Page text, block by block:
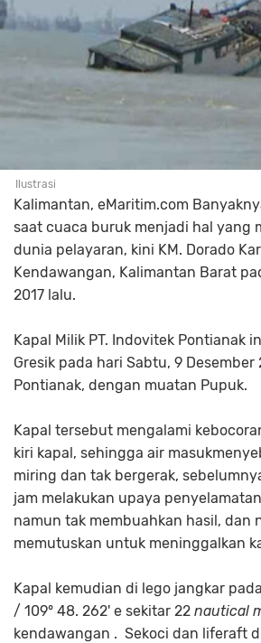
Ilustrasi
Kalimantan, eMaritim.com
saat cuaca buruk menjadi hal yang
dunia pelayaran, kini KM. Dorado
Kendawangan, Kalimantan Barat
2017 lalu.
Kapal Milik PT. Indovitek Pontianak
Gresik pada hari Sabtu, 9 Desember
Pontianak, dengan muatan Pupuk.
Kapal tersebut mengalami
kiri kapal, sehingga air
miring dan tak bergerak,
jam melakukan upaya
namun tak membuahkan hasil, dan
memutuskan untuk meninggalkan
Kapal kemudian di lego jangkar
/ 109° 48. 262' e sekitar 22 nautical
kendawangan . Sekoci dan liferaft